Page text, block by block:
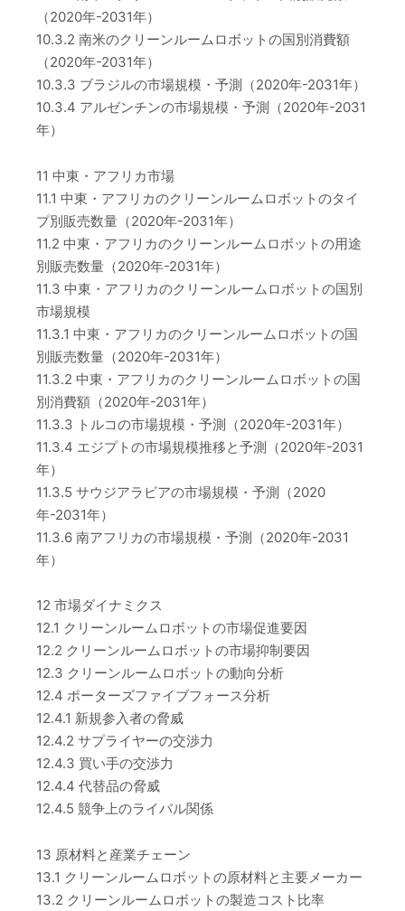
（2020年-2031年）
10.3.2 南米のクリーンルームロボットの国別消費額
（2020年-2031年）
10.3.3 ブラジルの市場規模・予測（2020年-2031年）
10.3.4 アルゼンチンの市場規模・予測（2020年-2031
年）
11 中東・アフリカ市場
11.1 中東・アフリカのクリーンルームロボットのタイ
プ別販売数量（2020年-2031年）
11.2 中東・アフリカのクリーンルームロボットの用途
別販売数量（2020年-2031年）
11.3 中東・アフリカのクリーンルームロボットの国別
市場規模
11.3.1 中東・アフリカのクリーンルームロボットの国
別販売数量（2020年-2031年）
11.3.2 中東・アフリカのクリーンルームロボットの国
別消費額（2020年-2031年）
11.3.3 トルコの市場規模・予測（2020年-2031年）
11.3.4 エジプトの市場規模推移と予測（2020年-2031
年）
11.3.5 サウジアラビアの市場規模・予測（2020
年-2031年）
11.3.6 南アフリカの市場規模・予測（2020年-2031
年）
12 市場ダイナミクス
12.1 クリーンルームロボットの市場促進要因
12.2 クリーンルームロボットの市場抑制要因
12.3 クリーンルームロボットの動向分析
12.4 ポーターズファイブフォース分析
12.4.1 新規参入者の脅威
12.4.2 サプライヤーの交渉力
12.4.3 買い手の交渉力
12.4.4 代替品の脅威
12.4.5 競争上のライバル関係
13 原材料と産業チェーン
13.1 クリーンルームロボットの原材料と主要メーカー
13.2 クリーンルームロボットの製造コスト比率